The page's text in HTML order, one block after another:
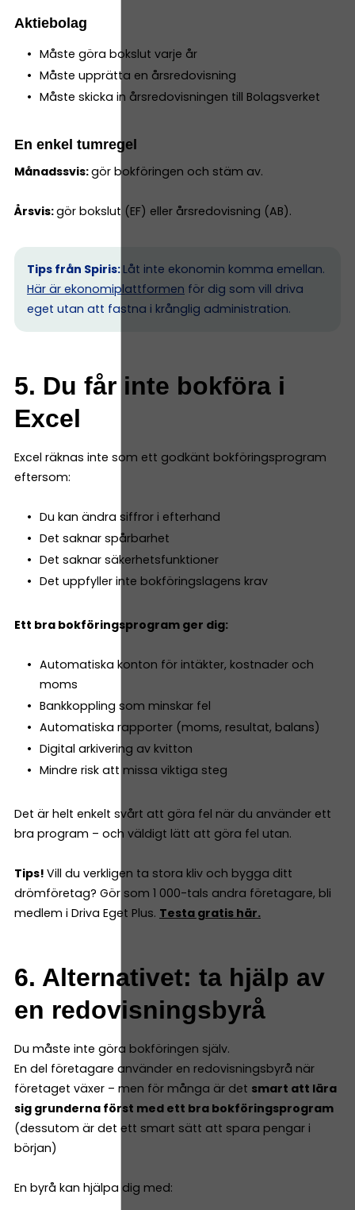
Aktiebolag
Måste göra bokslut varje år
Måste upprätta en årsredovisning
Måste skicka in årsredovisningen till Bolagsverket
En enkel tumregel
Månadssvis:gör bokföringen och stäm av.
Årsvis:gör bokslut (EF) eller årsredovisning (AB).
Tips från Spiris: Låt inte ekonomin komma emellan.
Här är ekonomiplattformen för dig som vill driva
eget utan att fastna i krånglig administration.
5. Du får inte bokföra i
Excel
Excel räknas inte som ett godkänt bokföringsprogram
eftersom:
Du kan ändra siffror i efterhand
Det saknar spårbarhet
Det saknar säkerhetsfunktioner
Det uppfyller inte bokföringslagens krav
Ett bra bokföringsprogram ger dig:
Automatiska konton för intäkter, kostnader och
moms
Bankkoppling som minskar fel
Automatiska rapporter (moms, resultat, balans)
Digital arkivering av kvitton
Mindre risk att missa viktiga steg
Det är helt enkelt svårt att göra fel när du använder ett
bra program – och väldigt lätt att göra fel utan.
Tips! Vill du verkligen ta stora kliv och bygga ditt
drömföretag? Gör som 1 000-tals andra företagare, bli
medlem i Driva Eget Plus. Testa gratis här.
6. Alternativet: ta hjälp av
en redovisningsbyrå
Du måste inte göra bokföringen själv.
En del företagare använder en redovisningsbyrå när
företaget växer – men för många är det smart att lära
sig grunderna först med ett bra bokföringsprogram
(dessutom är det ett smart sätt att spara pengar i
början)
En byrå kan hjälpa dig med: